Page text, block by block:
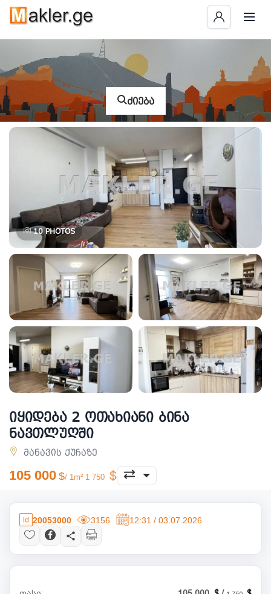
ძიება
10PHOTOS
იყიდება 2 ოთახიანი ბინა
ნავთლუღში
მანავის ქუჩაზე
105 000 / 1m² 1 750
20053000 3156 12:31 / 03.07.2026